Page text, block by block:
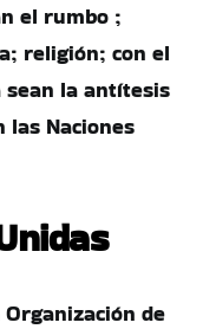
el rumbo ;
religión; con el
la antítesis
las Naciones
de